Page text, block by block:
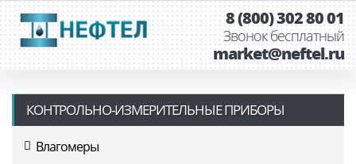
8 (800) 302 80 01
Звонок бесплатный
market@neftel.ru
КОНТРОЛЬНО-ИЗМЕРИТЕЛЬНЫЕ ПРИБОРЫ
Влагомеры